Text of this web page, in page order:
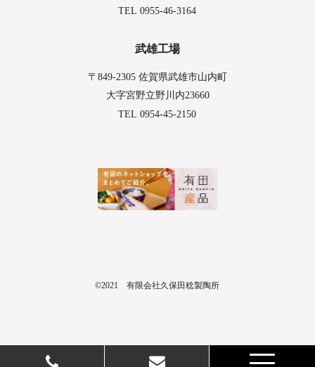
TEL0955-46-3164
武雄工場
〒849-2305 佐賀県武雄市山内町
大字宮野立野川内23660
TEL0954-45-2150
©2021 有限会社久保田稔製陶所